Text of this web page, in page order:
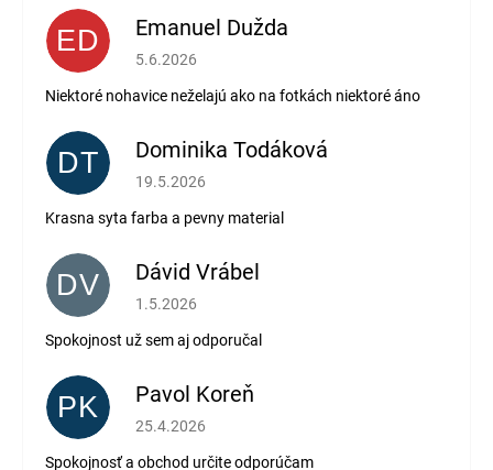
ED Emanuel Dužda
Hodnotenie obchodu je 2 z 5 hviezdičiek.
5.6.2026
Niektoré nohavice neželajú ako na fotkách niektoré áno
DT Dominika Todáková
Hodnotenie obchodu je 5 z 5 hviezdičiek.
19.5.2026
Krasna syta farba a pevny material
DV Dávid Vrábel
Hodnotenie obchodu je 5 z 5 hviezdičiek.
1.5.2026
Spokojnost už sem aj odporučal
PK Pavol Koreň
Hodnotenie obchodu je 5 z 5 hviezdičiek.
25.4.2026
Spokojnosť a obchod určite odporúčam